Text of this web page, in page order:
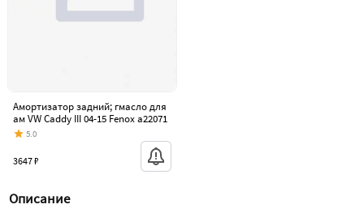
Амортизатор задний; гмасло для
ам VW Caddy III 04-15 Fenox a22071
5.0
3647 ₽
Описание